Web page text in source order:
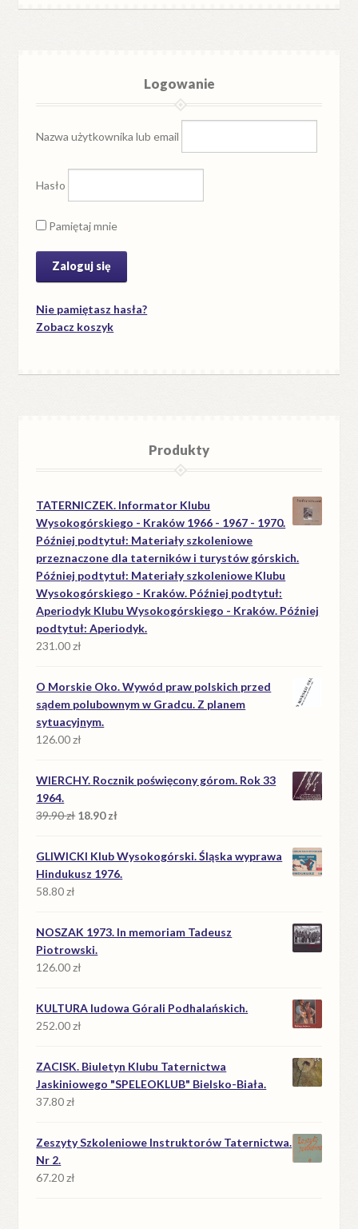
Logowanie
Nazwa użytkownika lub email
Hasło
Pamiętaj mnie
Nie pamiętasz hasła?
Zobacz koszyk
Produkty
TATERNICZEK. Informator Klubu
Wysokogórskiego - Kraków 1966 - 1967 - 1970.
Później podtytuł: Materiały szkoleniowe
przeznaczone dla taterników i turystów górskich.
Później podtytuł: Materiały szkoleniowe Klubu
Wysokogórskiego - Kraków. Później podtytuł:
Aperiodyk Klubu Wysokogórskiego - Kraków. Później
podtytuł: Aperiodyk.
231.00zł
O Morskie Oko. Wywód praw polskich przed
sądem polubownym w Gradcu. Z planem
sytuacyjnym.
126.00zł
WIERCHY. Rocznik poświęcony górom. Rok 33
1964.
39.90zł Pierwotna
wynosiła:
39.90 zł.
18.90złAktualna
wynosi:
18.90 zł.
GLIWICKI Klub Wysokogórski. Śląska wyprawa
Hindukusz 1976.
58.80zł
NOSZAK 1973. In memoriam Tadeusz
Piotrowski.
126.00zł
KULTURA ludowa Górali Podhalańskich.
252.00zł
ZACISK. Biuletyn Klubu Taternictwa
Jaskiniowego "SPELEOKLUB" Bielsko-Biała.
37.80zł
Zeszyty Szkoleniowe Instruktorów Taternictwa.
Nr 2.
67.20zł